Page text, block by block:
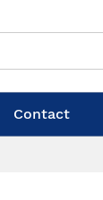
Contact